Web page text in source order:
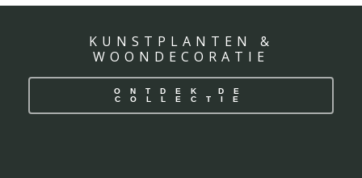
KUNSTPLANTEN &
WOONDECORATIE
ONTDEK DE
COLLECTIE